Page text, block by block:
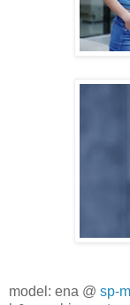
model: ena @ sp-